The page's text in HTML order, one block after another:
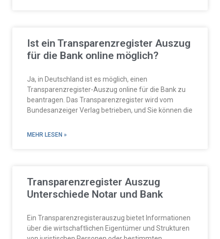
Ist ein Transparenzregister Auszug
für die Bank online möglich?
Ja, in Deutschland ist es möglich, einen
Transparenzregister-Auszug online für die Bank zu
beantragen. Das Transparenzregister wird vom
Bundesanzeiger Verlag betrieben, und Sie können die
MEHR LESEN »
Transparenzregister Auszug
Unterschiede Notar und Bank
Ein Transparenzregisterauszug bietet Informationen
über die wirtschaftlichen Eigentümer und Strukturen